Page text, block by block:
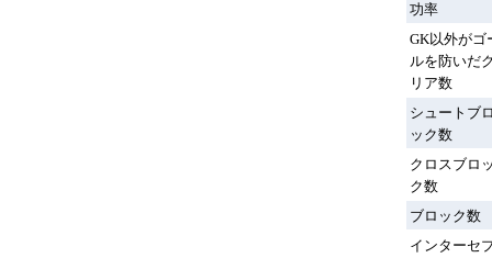
功率
GK以外がゴ
ルを防いだ
リア数
シュートブ
ック数
クロスブロ
ク数
ブロック数
インターセ